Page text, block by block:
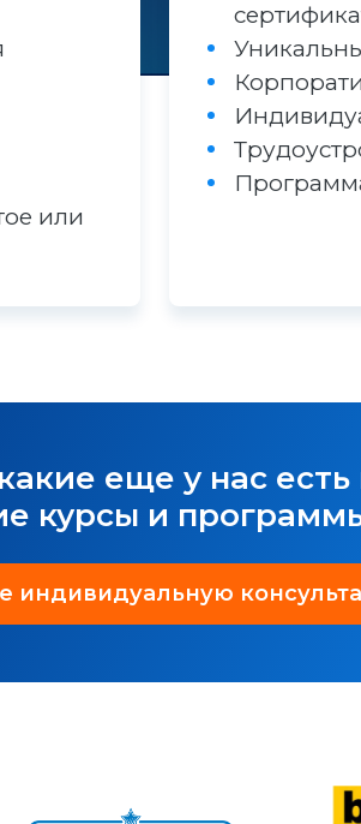
или
еще у нас
курсы и
индивидуальную